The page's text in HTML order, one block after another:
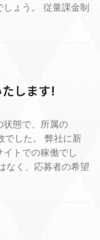
しょう。 従量課金制
します!
状態で、所属の
でした。 弊社に新
トでの稼働でし
なく、応募者の希望